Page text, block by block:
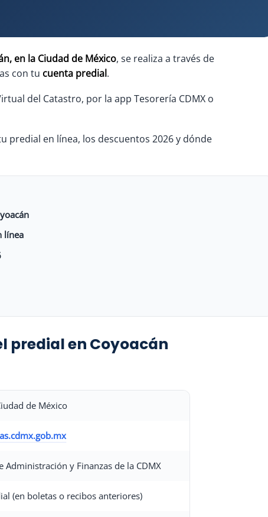
en la Ciudad de México, se realiza a través de
con tu cuenta predial.
del Catastro, por la app Tesorería CDMX o
predial en línea, los descuentos 2026 y dónde
línea
predial en Coyoacán
de México
Administración y Finanzas de la CDMX
(en boletas o recibos anteriores)